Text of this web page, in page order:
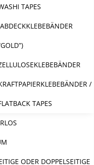
TAPES
/
TAPES
ODER DOPPELSEITIGE